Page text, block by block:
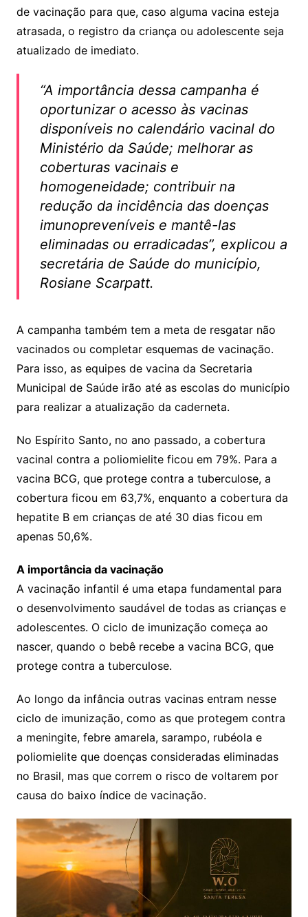
de vacinação para que, caso alguma vacina esteja
atrasada, o registro da criança ou adolescente seja
atualizado de imediato.
“A importância dessa campanha é
oportunizar o acesso às vacinas
disponíveis no calendário vacinal do
Ministério da Saúde; melhorar as
coberturas vacinais e
homogeneidade; contribuir na
redução da incidência das doenças
imunopreveníveis e mantê-las
eliminadas ou erradicadas”, explicou a
secretária de Saúde do município,
Rosiane Scarpatt.
A campanha também tem a meta de resgatar não
vacinados ou completar esquemas de vacinação.
Para isso, as equipes de vacina da Secretaria
Municipal de Saúde irão até as escolas do município
para realizar a atualização da caderneta.
No Espírito Santo, no ano passado, a cobertura
vacinal contra a poliomielite ficou em 79%. Para a
vacina BCG, que protege contra a tuberculose, a
cobertura ficou em 63,7%, enquanto a cobertura da
hepatite B em crianças de até 30 dias ficou em
apenas 50,6%.
A importância da vacinação
A vacinação infantil é uma etapa fundamental para
o desenvolvimento saudável de todas as crianças e
adolescentes. O ciclo de imunização começa ao
nascer, quando o bebê recebe a vacina BCG, que
protege contra a tuberculose.
Ao longo da infância outras vacinas entram nesse
ciclo de imunização, como as que protegem contra
a meningite, febre amarela, sarampo, rubéola e
poliomielite que doenças consideradas eliminadas
no Brasil, mas que correm o risco de voltarem por
causa do baixo índice de vacinação.